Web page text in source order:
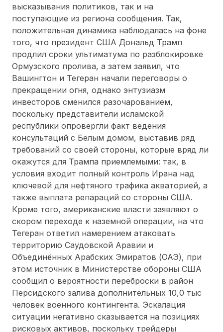
высказывания политиков, так и на
поступающие из региона сообщения. Так,
положительная динамика наблюдалась на фоне
того, что президент США Дональд Трамп
продлил сроки ультиматума по разблокировке
Ормузского пролива, а затем заявил, что
Вашингтон и Тегеран начали переговоры о
прекращении огня, однако энтузиазм
инвесторов сменился разочарованием,
поскольку представители исламской
республики опровергли факт ведения
консультаций с Белым домом, выставив ряд
требований со своей стороны, которые вряд ли
окажутся для Трампа приемлемыми: так, в
условия входит полный контроль Ирана над
ключевой для нефтяного трафика акваторией, а
также выплата репараций со стороны США.
Кроме того, американские власти заявляют о
скором переходе к наземной операции, на что
Тегеран ответил намерением атаковать
территорию Саудовской Аравии и
Объединённых Арабских Эмиратов (ОАЭ), при
этом источник в Министерстве обороны США
сообщил о вероятности переброски в район
Персидского залива дополнительных 10,0 тыс
человек военного контингента. Эскалация
ситуации негативно сказывается на позициях
рисковых активов, поскольку трейдеры